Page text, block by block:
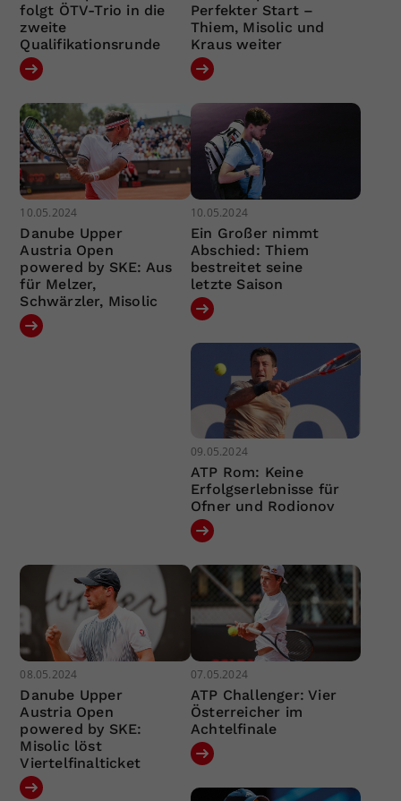
folgt ÖTV-Trio in die
zweite
Qualifikationsrunde
Perfekter Start –
Thiem, Misolic und
Kraus weiter
10.05.2024
Danube Upper
Austria Open
powered by SKE: Aus
für Melzer,
Schwärzler, Misolic
10.05.2024
Ein Großer nimmt
Abschied: Thiem
bestreitet seine
letzte Saison
09.05.2024
ATP Rom: Keine
Erfolgserlebnisse für
Ofner und Rodionov
08.05.2024
Danube Upper
Austria Open
powered by SKE:
Misolic löst
Viertelfinalticket
07.05.2024
ATP Challenger: Vier
Österreicher im
Achtelfinale